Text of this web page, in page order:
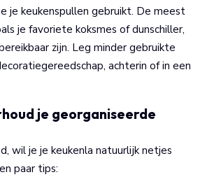
je keukenspullen gebruikt. De meest
je favoriete koksmes of dunschiller,
zijn. Leg minder gebruikte
achterin of in een
je georganiseerde
wil je je keukenla natuurlijk netjes
paar tips: